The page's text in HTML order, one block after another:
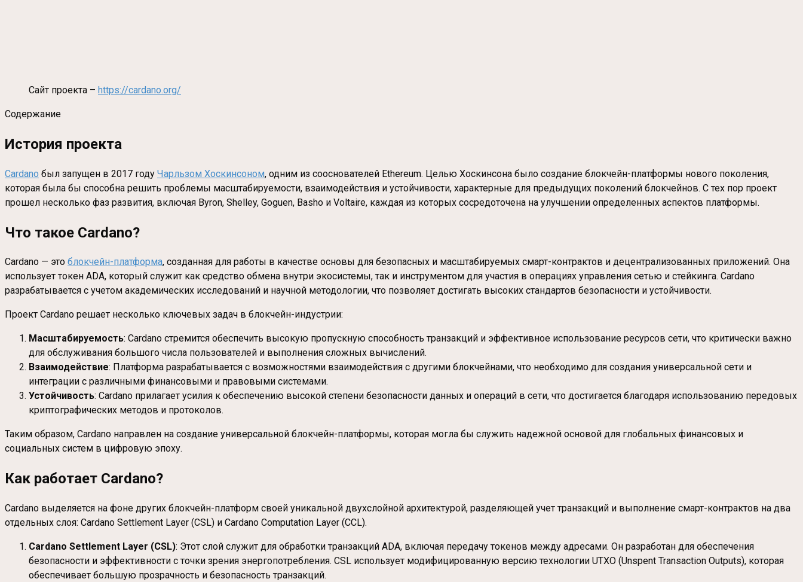
Сайт проекта – https://cardano.org/
Содержание
История проекта
Cardano был запущен в 2017 году Чарльзом Хоскинсоном, одним из сооснователей Ethereum. Целью Хоскинсона было создание блокчейн-платформы нового поколения,
которая была бы способна решить проблемы масштабируемости, взаимодействия и устойчивости, характерные для предыдущих поколений блокчейнов. С тех пор проект
прошел несколько фаз развития, включая Byron, Shelley, Goguen, Basho и Voltaire, каждая из которых сосредоточена на улучшении определенных аспектов платформы.
Что такое Cardano?
Cardano — это блокчейн-платформа, созданная для работы в качестве основы для безопасных и масштабируемых смарт-контрактов и децентрализованных приложений. Она
использует токен ADA, который служит как средство обмена внутри экосистемы, так и инструментом для участия в операциях управления сетью и стейкинга. Cardano
разрабатывается с учетом академических исследований и научной методологии, что позволяет достигать высоких стандартов безопасности и устойчивости.
Проект Cardano решает несколько ключевых задач в блокчейн-индустрии:
Масштабируемость: Cardano стремится обеспечить высокую пропускную способность транзакций и эффективное использование ресурсов сети, что критически важно
для обслуживания большого числа пользователей и выполнения сложных вычислений.
Взаимодействие: Платформа разрабатывается с возможностями взаимодействия с другими блокчейнами, что необходимо для создания универсальной сети и
интеграции с различными финансовыми и правовыми системами.
Устойчивость: Cardano прилагает усилия к обеспечению высокой степени безопасности данных и операций в сети, что достигается благодаря использованию передовых
криптографических методов и протоколов.
Таким образом, Cardano направлен на создание универсальной блокчейн-платформы, которая могла бы служить надежной основой для глобальных финансовых и
социальных систем в цифровую эпоху.
Как работает Cardano?
Cardano выделяется на фоне других блокчейн-платформ своей уникальной двухслойной архитектурой, разделяющей учет транзакций и выполнение смарт-контрактов на два
отдельных слоя: Cardano Settlement Layer (CSL) и Cardano Computation Layer (CCL).
Cardano Settlement Layer (CSL): Этот слой служит для обработки транзакций ADA, включая передачу токенов между адресами. Он разработан для обеспечения
безопасности и эффективности с точки зрения энергопотребления. CSL использует модифицированную версию технологии UTXO (Unspent Transaction Outputs), которая
обеспечивает большую прозрачность и безопасность транзакций.